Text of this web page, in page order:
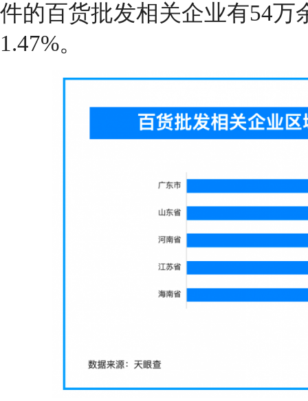
件的百货批发相关企业有54万
1.47%。